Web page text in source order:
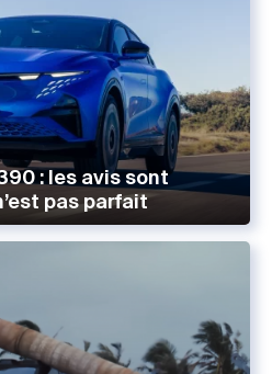
: les avis sont
pas parfait